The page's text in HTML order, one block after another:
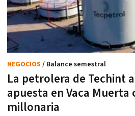
La petrolera de Techint
apuesta en Vaca Muerta
millonaria
NEGOCIOS / Balance semestral